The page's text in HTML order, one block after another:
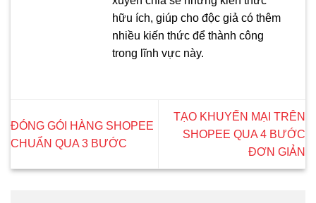
hữu ích, giúp cho độc giả có thêm
nhiều kiến thức để thành công
trong lĩnh vực này.
ĐÓNG GÓI HÀNG SHOPEE
CHUẨN QUA 3 BƯỚC
TẠO KHUYẾN MẠI TRÊN
SHOPEE QUA 4 BƯỚC
ĐƠN GIẢN